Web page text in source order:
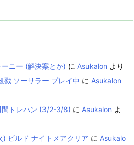
ニー (解決案とか) に Asukalon より
戮 ソーサラー プレイ中 に Asukalon
間トレハン (3/2-3/8) に Asukalon よ
ビルド ナイトメアクリア に Asukalo